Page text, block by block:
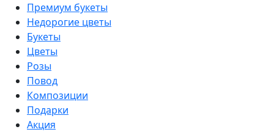
Премиум букеты
Недорогие цветы
Букеты
Цветы
Розы
Повод
Композиции
Подарки
Акция